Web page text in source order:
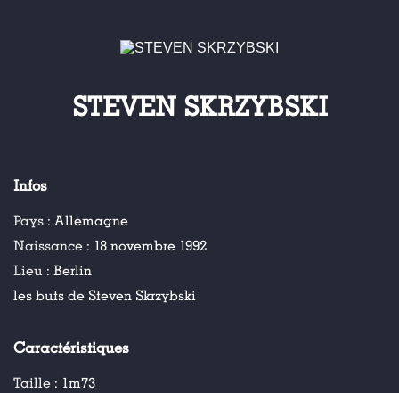
STEVEN SKRZYBSKI
Infos
Pays : Allemagne
Naissance : 18 novembre 1992
Lieu : Berlin
les buts de Steven Skrzybski
Caractéristiques
Taille : 1m73